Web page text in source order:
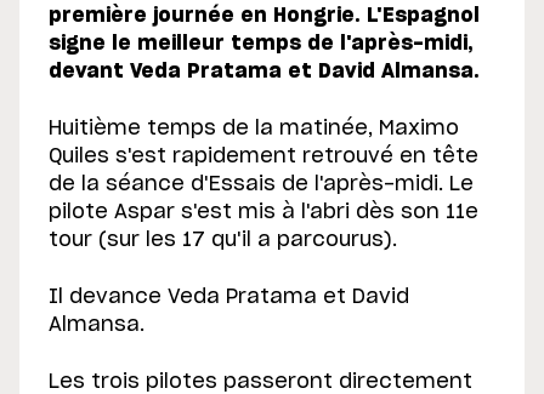
première journée en Hongrie. L'Espagnol
signe le meilleur temps de l'après-midi,
devant Veda Pratama et David Almansa.
Huitième temps de la matinée, Maximo
Quiles s'est rapidement retrouvé en tête
de la séance d'Essais de l'après-midi. Le
pilote Aspar s'est mis à l'abri dès son 11e
tour (sur les 17 qu'il a parcourus).
Il devance Veda Pratama et David
Almansa.
Les trois pilotes passeront directement